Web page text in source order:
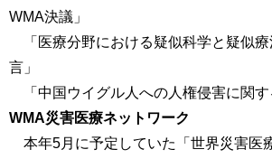
WMA決議」
「医療分野における疑似科学と疑似療
言」
「中国ウイグル人への人権侵害に関す
WMA災害医療ネットワーク
本年5月に予定していた「世界災害医